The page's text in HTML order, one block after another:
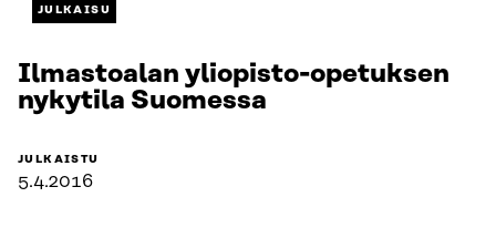
JULKAISU
Ilmastoalan yliopisto-opetuksen
nykytila Suomessa
JULKAISTU
5.4.2016